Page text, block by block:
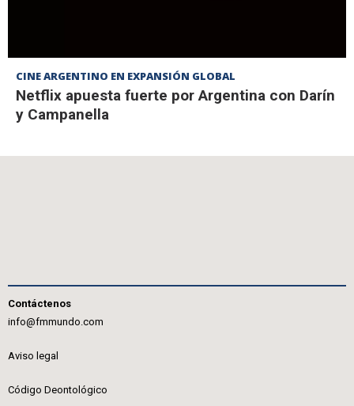
CINE ARGENTINO EN EXPANSIÓN GLOBAL
Netflix apuesta fuerte por Argentina con Darín
y Campanella
Contáctenos
info@fmmundo.com
Aviso legal
Código Deontológico